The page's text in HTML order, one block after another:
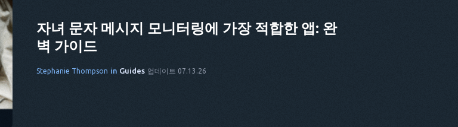
자녀 문자 메시지 모니터링에 가장 적합한 앱: 완
벽 가이드
Stephanie Thompson in Guides 업데이트 07.13.26